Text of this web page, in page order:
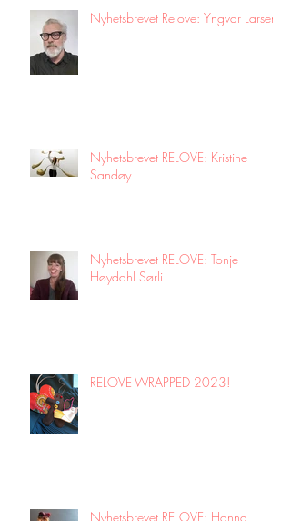
Nyhetsbrevet Relove: Yngvar Larsen!
Nyhetsbrevet RELOVE: Kristine
Sandøy
Nyhetsbrevet RELOVE: Tonje
Høydahl Sørli
RELOVE-WRAPPED 2023!
Nyhetsbrevet RELOVE: Hanna